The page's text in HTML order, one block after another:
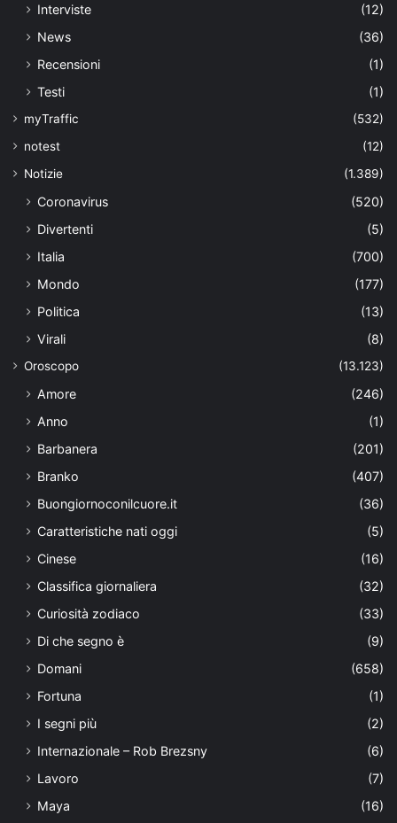
Interviste
(12)
News
(36)
Recensioni
(1)
Testi
(1)
myTraffic
(532)
notest
(12)
Notizie
(1.389)
Coronavirus
(520)
Divertenti
(5)
Italia
(700)
Mondo
(177)
Politica
(13)
Virali
(8)
Oroscopo (13.123)
Amore
(246)
Anno
(1)
Barbanera
(201)
Branko
(407)
Buongiornoconilcuore.it
(36)
Caratteristiche nati oggi
(5)
Cinese
(16)
Classifica giornaliera
(32)
Curiosità zodiaco
(33)
Di che segno è
(9)
Domani
(658)
Fortuna
(1)
I segni più
(2)
Internazionale – Rob Brezsny
(6)
Lavoro
(7)
Maya
(16)